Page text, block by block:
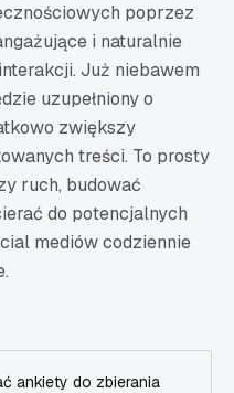
poprzez
i naturalnie
Już niebawem
uzupełniony o
zwiększy
treści. To prosty
ruch, budować
do potencjalnych
mediów codziennie
ankiety do zbierania